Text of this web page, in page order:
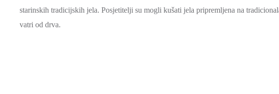
starinskih tradicijskih jela. Posjetitelji su mogli kušati jela pripremljena na
vatri od drva.